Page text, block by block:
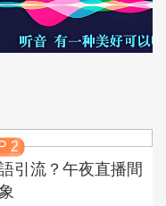
2
引流？午夜直播間